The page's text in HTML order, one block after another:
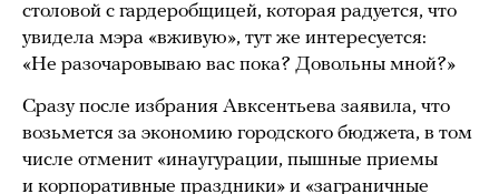
столовой с гардеробщицей, которая радуется, что
увидела мэра «вживую», тут же интересуется:
«Не разочаровываю вас пока? Довольны мной?»
Сразу после избрания Авксентьева заявила, что
возьмется за экономию городского бюджета, в том
числе отменит «инаугурации, пышные приемы
и корпоративные праздники» и «заграничные